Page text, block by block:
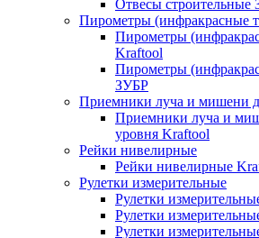
Отвесы строительные
Пирометры (инфракрасные
Пирометры
Kraftool
Пирометры
ЗУБР
Приемники луча и мишени
Приемники луча и
уровня Kraftool
Рейки нивелирные
Рейки нивелирные
Рулетки измерительные
Рулетки
Рулетки
Рулетки